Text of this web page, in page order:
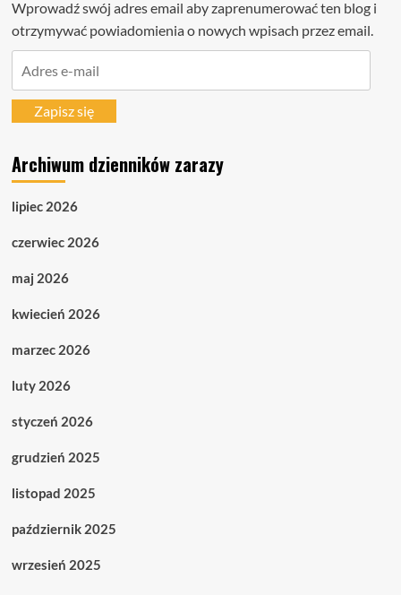
Wprowadź swój adres email aby zaprenumerować ten blog i
otrzymywać powiadomienia o nowych wpisach przez email.
mailZapisz się
Archiwum dzienników zarazy
lipiec 2026
czerwiec 2026
maj 2026
kwiecień 2026
marzec 2026
luty 2026
styczeń 2026
grudzień 2025
listopad 2025
październik 2025
wrzesień 2025